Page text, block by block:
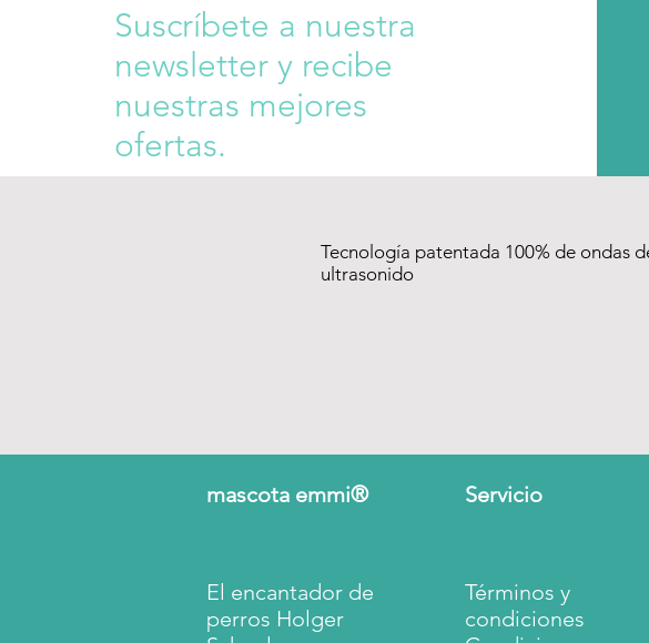
Suscríbete a nuestra
newsletter y recibe
nuestras mejores
ofertas.
Tecnología patentada 100% de ondas
ultrasonido
mascota emmi®
El encantador de
perros Holger
Servicio
Términos y
condiciones